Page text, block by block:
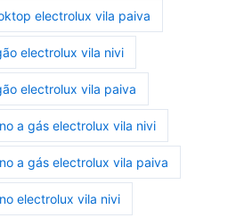
electrolux vila paiva
electrolux vila nivi
electrolux vila paiva
a gás electrolux vila nivi
a gás electrolux vila paiva
electrolux vila nivi